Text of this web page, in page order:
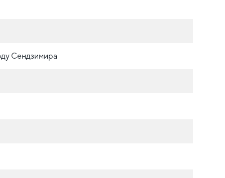
Сендзимира